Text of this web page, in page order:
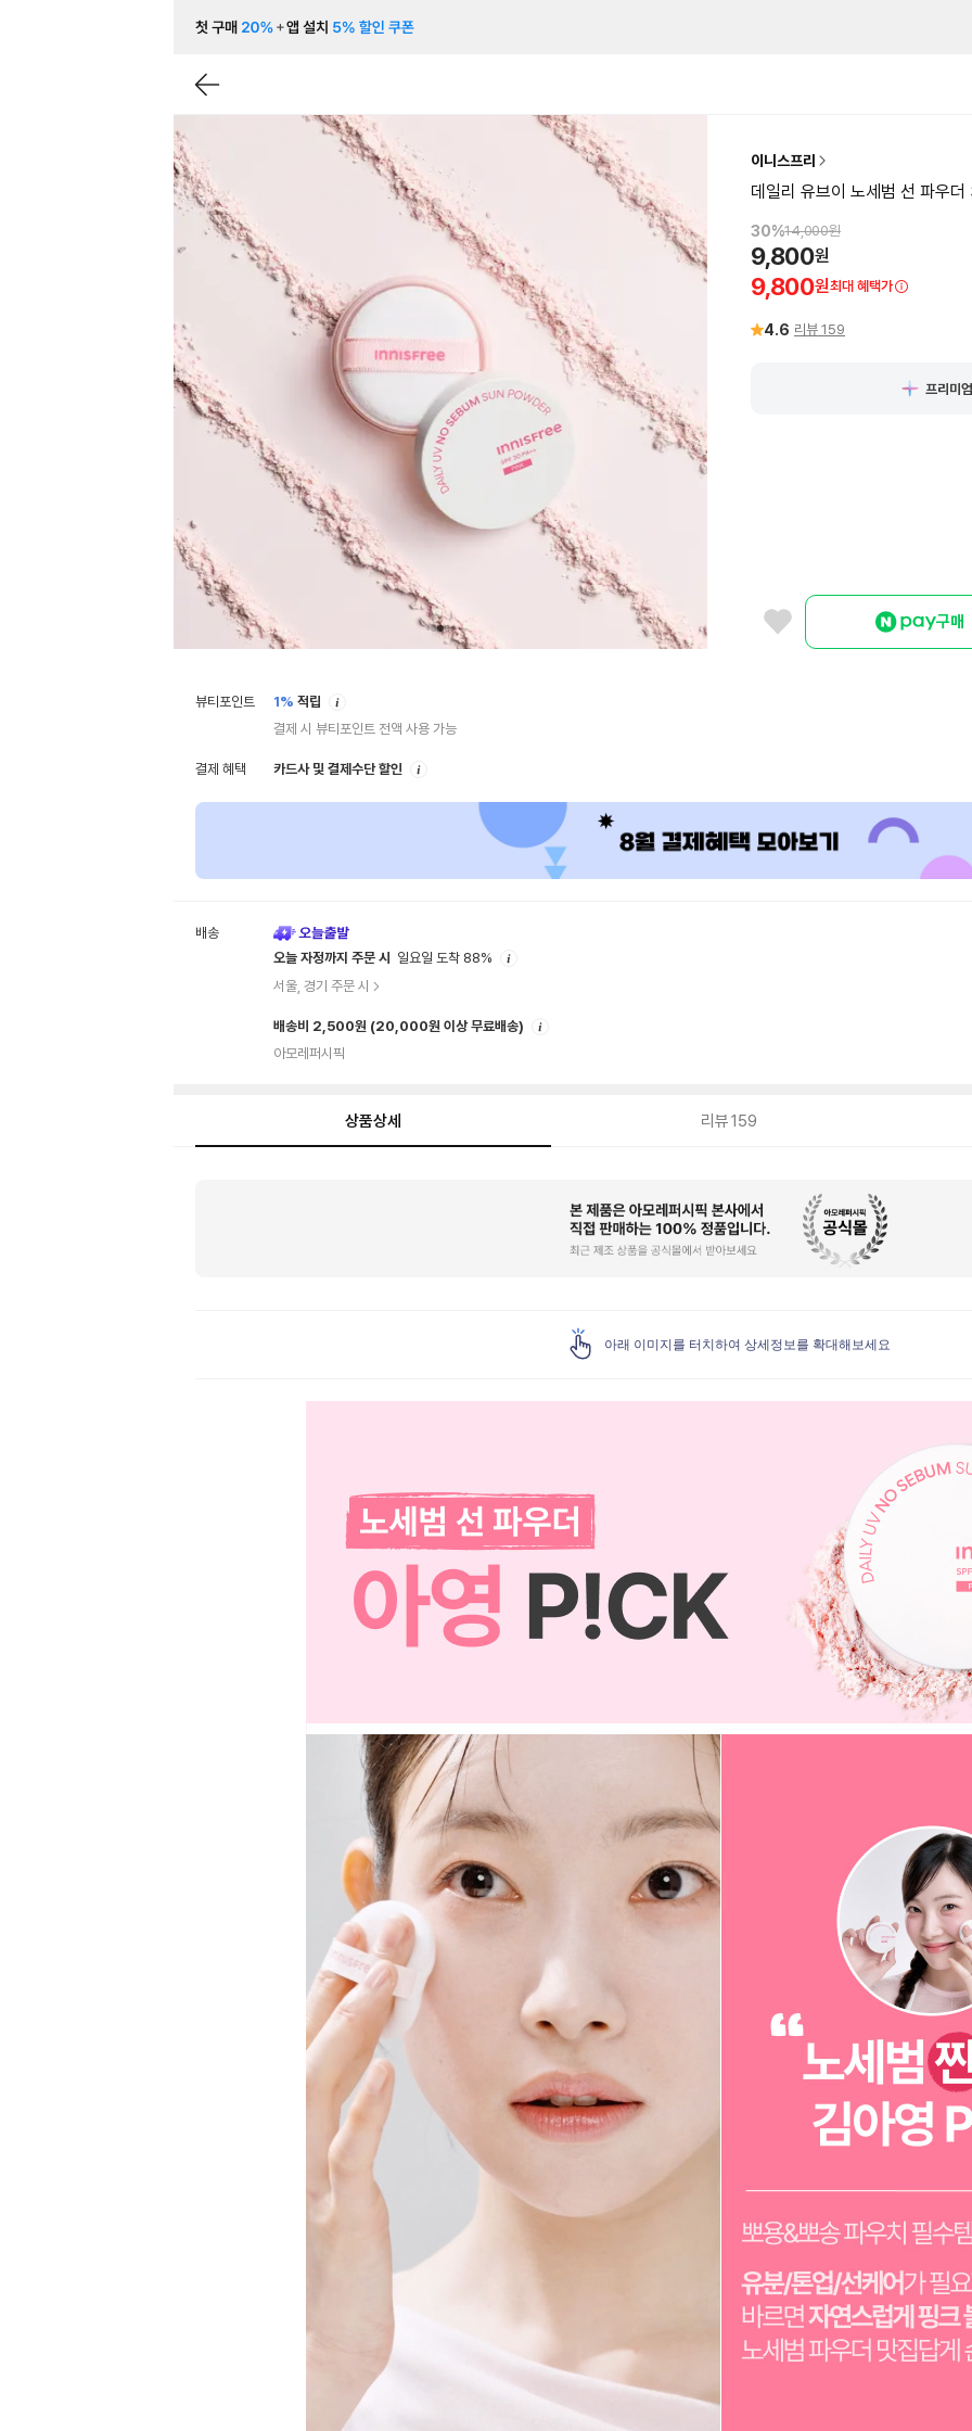
이니스프리
데일리 유브이 노세범 선 파우
30%14,000원
9,800원
9,800원최대 혜택가
4.6 리뷰 159
프리미
구매
뷰티포인트 1% 적립
결제 시 뷰티포인트 전액 사용 가능
결제 혜택 카드사 및 결제수단 할인
배송
오늘 자정까지 주문 시
일요일 도착 88%
서울, 경기 주문 시
배송비 2,500원 (20,000원 이상 무료배송)
아모레퍼시픽
상품상세 리뷰159
아래 이미지를 터치하여 상세정보를 확대해보세요